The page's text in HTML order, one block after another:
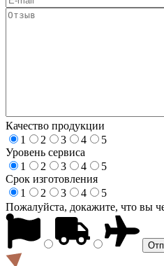
Качество продукции
1
2 3 4
5
Уровень сервиса
1
2 3 4
5
Срок изготовления
1
2 3 4
5
Пожалуйста, докажите, что вы